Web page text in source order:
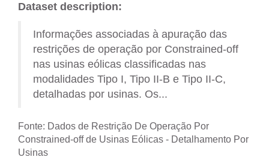
Dataset description:
Informações associadas à apuração das
restrições de operação por Constrained-off
nas usinas eólicas classificadas nas
modalidades Tipo I, Tipo II-B e Tipo II-C,
detalhadas por usinas. Os...
Fonte: Dados de Restrição De Operação Por
Constrained-off de Usinas Eólicas - Detalhamento Por
Usinas